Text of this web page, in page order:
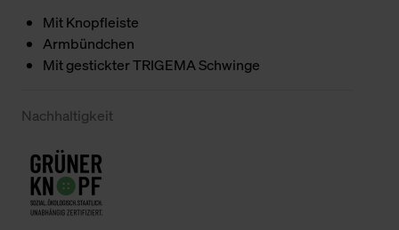
Mit Knopfleiste
Armbündchen
Mit gestickter TRIGEMA Schwinge
Nachhaltigkeit